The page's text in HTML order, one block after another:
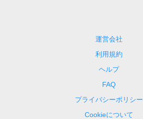
運営会社
利用規約
ヘルプ
FAQ
プライバシーポリシー
Cookieについて